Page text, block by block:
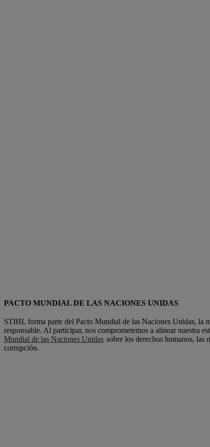
PACTO MUNDIAL DE LAS NACIONES UNIDAS
STIHL forma parte del Pacto Mundial de las Naciones Unidas, la
responsable. Al participar, nos comprometemos a alinear nuestra
Mundial de las Naciones Unidas sobre los derechos humanos, las
corrupción.